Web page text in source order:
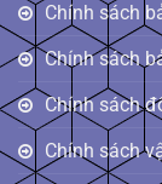
Chính sách
Chính sách
Chính sách
Chính sách